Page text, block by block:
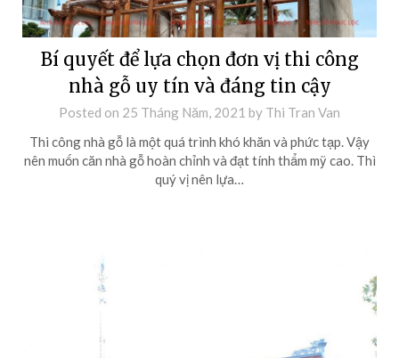
Bí quyết để lựa chọn đơn vị thi công
nhà gỗ uy tín và đáng tin cậy
Posted on 25 Tháng Năm, 2021 by Thi Tran Van
Thi công nhà gỗ là một quá trình khó khăn và phức tạp. Vậy
nên muốn căn nhà gỗ hoàn chỉnh và đạt tính thẩm mỹ cao. Thì
quý vị nên lựa…